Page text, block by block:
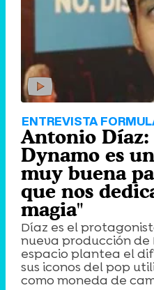
ENTREVISTA
Antonio Díaz:
Dynamo es
muy buena
que nos
magia"
Díaz es el
nueva producción de
espacio plantea el
sus iconos del pop
como moneda de